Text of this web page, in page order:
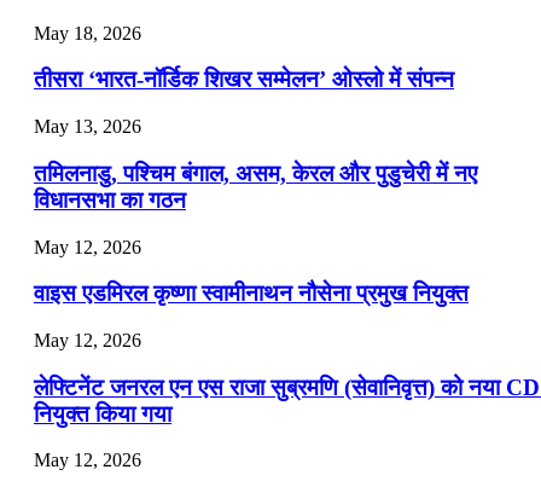
July 19, 2026
📝 डेली करेंट अफेयर्स: 16-18 जुलाई 2026
July 16, 2026
📝 डेली करेंट अफेयर्स: 13-15 जुलाई 2026
May 18, 2026
तीसरा ‘भारत-नॉर्डिक शिखर सम्मेलन’ ओस्लो में संपन्न
May 13, 2026
तमिलनाडु, पश्चिम बंगाल, असम, केरल और पुडुचेरी में नए
विधानसभा का गठन
May 12, 2026
वाइस एडमिरल कृष्णा स्वामीनाथन नौसेना प्रमुख नियुक्त
May 12, 2026
लेफ्टिनेंट जनरल एन एस राजा सुब्रमणि (सेवानिवृत्त) को नया
नियुक्त किया गया
May 12, 2026